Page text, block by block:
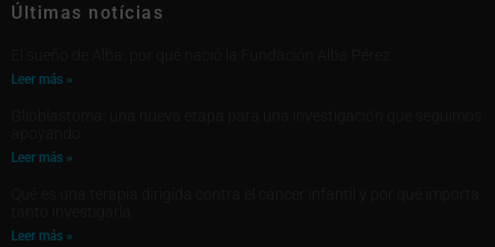
Últimas notícias
Leer más »
Leer más »
Leer más »